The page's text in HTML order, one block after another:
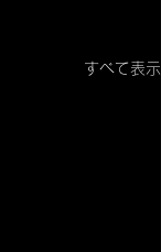
すべて表示